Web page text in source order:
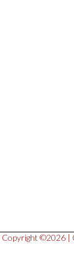
Copyright ©2026 |